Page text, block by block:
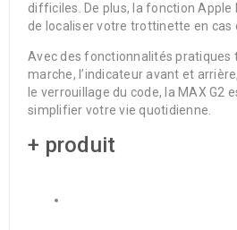
difficiles. De plus, la fonction Apple
de localiser votre trottinette en cas
Avec des fonctionnalités pratiques
marche, l’indicateur avant et
le verrouillage du code, la MAX G2
simplifier votre vie quotidienne.
+ produit